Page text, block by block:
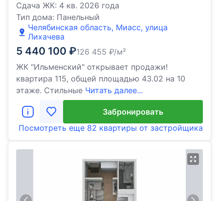
Сдача ЖК: 4 кв. 2026 года
Тип дома: Панельный
Челябинская область, Миасс, улица
Лихачева
5 440 100 ₽126 455 ₽/м²
ЖК "Ильменский" открывает продажи!
квартира 115, общей площадью 43.02 на 10
этаже. Стильные Читать далее...
Забронировать
Посмотреть еще 82 квартиры от застройщика